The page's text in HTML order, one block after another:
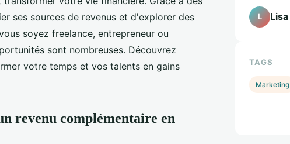
ses sources de revenus et d'explorer des
soyez freelance, entrepreneur ou
sont nombreuses. Découvrez
votre temps et vos talents en gains
revenu complémentaire en
L Lisa
TAGS
Marketing